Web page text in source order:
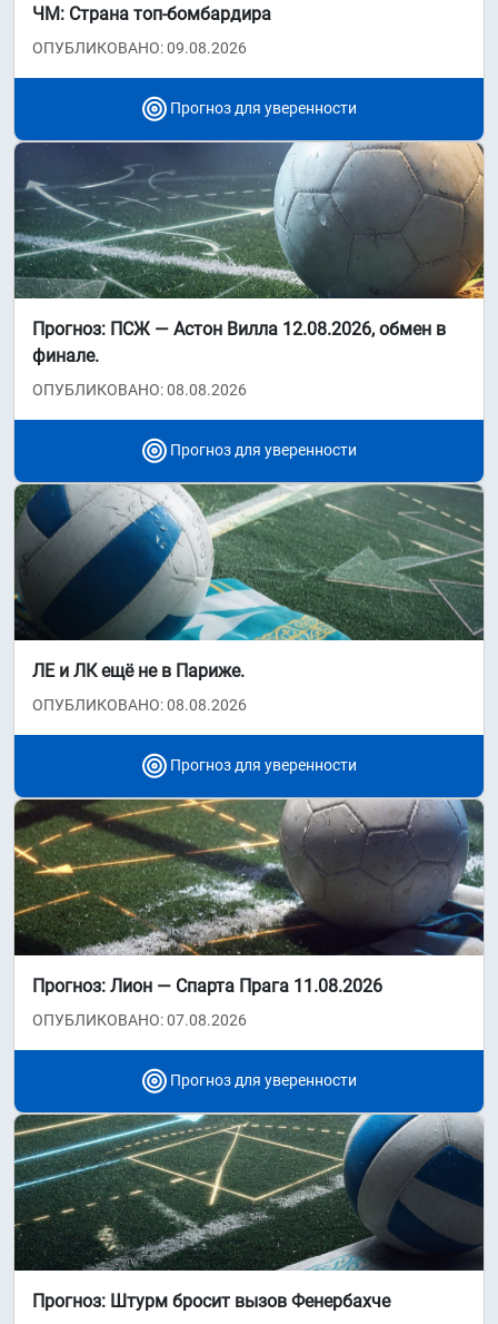
ЧМ: Страна топ-бомбардира
ОПУБЛИКОВАНО: 09.08.2026
Прогноз для уверенности
Прогноз: ПСЖ — Астон Вилла 12.08.2026, обмен в
финале.
ОПУБЛИКОВАНО: 08.08.2026
Прогноз для уверенности
ЛЕ и ЛК ещё не в Париже.
ОПУБЛИКОВАНО: 08.08.2026
Прогноз для уверенности
Прогноз: Лион — Спарта Прага 11.08.2026
ОПУБЛИКОВАНО: 07.08.2026
Прогноз для уверенности
Прогноз: Штурм бросит вызов Фенербахче